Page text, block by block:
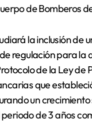
de Bomberos
la inclusión de
regulación para la
de la Ley de
que
un
de 3 años